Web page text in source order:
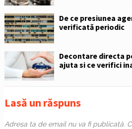
De ce presiunea
verificată periodic
Decontare directa
ajuta si ce verifici
Lasă un răspuns
Adresa ta de email nu va fi publicată.